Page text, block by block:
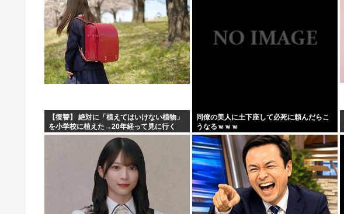
【復讐】 絶対に「植えてはいけない植物」
を小学校に植えた→20年経って見に行く
と…「！？」衝撃の光景が・・・
同僚の美人に土下座して必死に頼んだらこ
うなるｗｗｗ